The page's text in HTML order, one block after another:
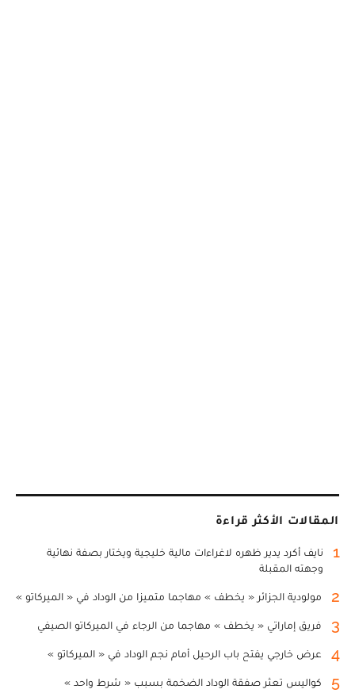
المقالات الأكثر قراءة
1
نايف أكرد يدير ظهره لاغراءات مالية خليجية ويختار بصفة نهائية
وجهته المقبلة
2 مولودية الجزائر « يخطف » مهاجما متميزا من الوداد في « الميركاتو »
3 فريق إماراتي « يخطف » مهاجما من الرجاء في الميركاتو الصيفي
4 عرض خارجي يفتح باب الرحيل أمام نجم الوداد في « الميركاتو »
5 كواليس تعثر صفقة الوداد الضخمة بسبب « شرط واحد »